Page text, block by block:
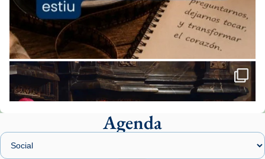
ajuden a alçar la mirada»
Mons. Sergi Gordo, bisbe de Tortosa, ha
presidit aquest 27 de juliol la missa de Les
Santes de Mataró.
🔗tinyurl.com/cvu5jmbk
📸 J. Merino
Agenda